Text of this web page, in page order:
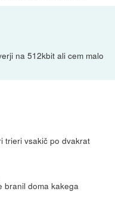
na 512kbit ali cem malo
trieri vsakič po dvakrat
branil doma kakega